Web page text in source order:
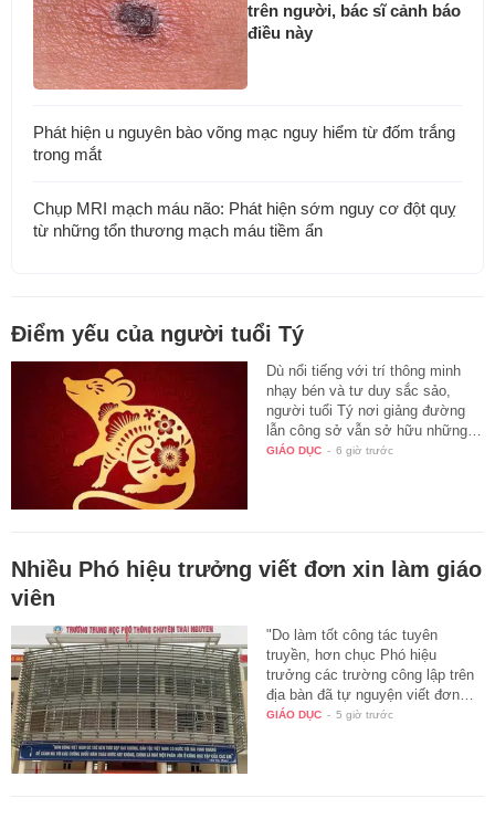
trên người, bác sĩ cảnh báo
điều này
Phát hiện u nguyên bào võng mạc nguy hiểm từ đốm trắng
trong mắt
Chụp MRI mạch máu não: Phát hiện sớm nguy cơ đột quỵ
từ những tổn thương mạch máu tiềm ẩn
Điểm yếu của người tuổi Tý
Dù nổi tiếng với trí thông minh
nhạy bén và tư duy sắc sảo,
người tuổi Tý nơi giảng đường
lẫn công sở vẫn sở hữu những…
GIÁO DỤC - 6 giờ trước
Nhiều Phó hiệu trưởng viết đơn xin làm giáo
viên
"Do làm tốt công tác tuyên
truyền, hơn chục Phó hiệu
trưởng các trường công lập trên
địa bàn đã tự nguyện viết đơn…
GIÁO DỤC - 5 giờ trước